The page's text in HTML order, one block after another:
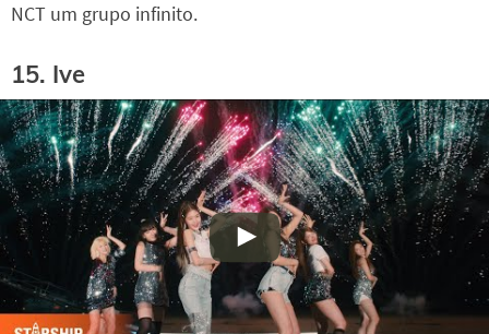
NCT um grupo infinito.
15. Ive